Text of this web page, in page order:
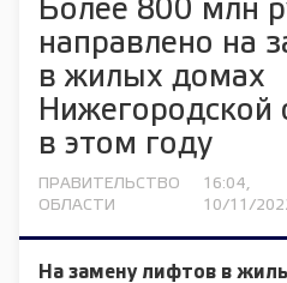
Более 800 млн
направлено на
в жилых домах
Нижегородской
в этом году
ПРАВИТЕЛЬСТВО
ОБЛАСТИ
16:04,
10/11/
На замену лифтов в